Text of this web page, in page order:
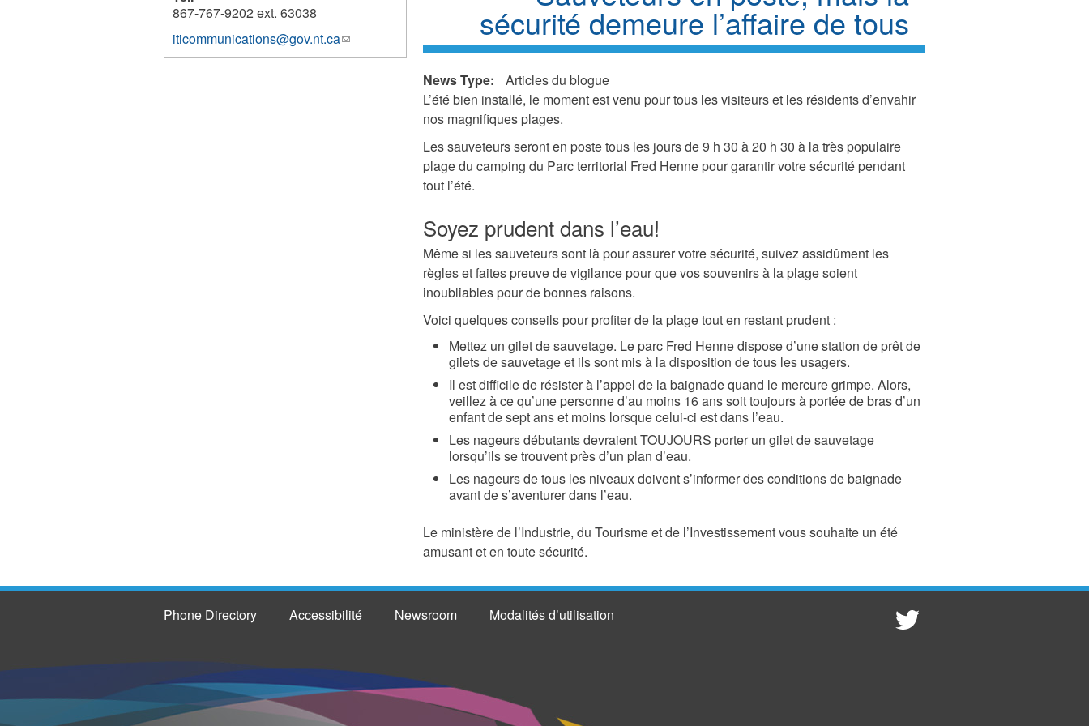
sécurité demeure l’affaire de tous
News Type:
Articles du blogue
L’été bien installé, le moment est venu pour tous les visiteurs et les résidents d’envahir
nos magnifiques plages.
Les sauveteurs seront en poste tous les jours de 9 h 30 à 20 h 30 à la très populaire
plage du camping du Parc territorial Fred Henne pour garantir votre sécurité pendant
tout l’été.
Soyez prudent dans l’eau!
Même si les sauveteurs sont là pour assurer votre sécurité, suivez assidûment les
règles et faites preuve de vigilance pour que vos souvenirs à la plage soient
inoubliables pour de bonnes raisons.
Voici quelques conseils pour profiter de la plage tout en restant prudent :
Mettez un gilet de sauvetage. Le parc Fred Henne dispose d’une station de prêt de
gilets de sauvetage et ils sont mis à la disposition de tous les usagers.
Il est difficile de résister à l’appel de la baignade quand le mercure grimpe. Alors,
veillez à ce qu’une personne d’au moins 16 ans soit toujours à portée de bras d’un
enfant de sept ans et moins lorsque celui-ci est dans l’eau.
Les nageurs débutants devraient TOUJOURS porter un gilet de sauvetage
lorsqu’ils se trouvent près d’un plan d’eau.
Les nageurs de tous les niveaux doivent s’informer des conditions de baignade
avant de s’aventurer dans l’eau.
Le ministère de l’Industrie, du Tourisme et de l’Investissement vous souhaite un été
amusant et en toute sécurité.
867-767-9202 ext. 63038
iticommunications@gov.nt.ca(link
sends
1259
Phone Directory Accessibilité Newsroom Modalités d’utilisation